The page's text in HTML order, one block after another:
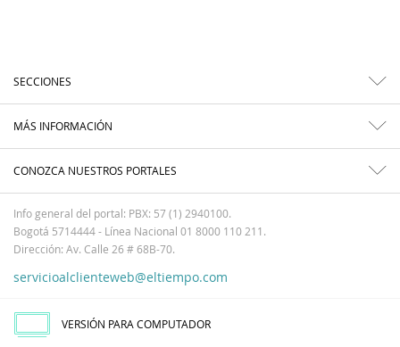
SECCIONES
MÁS INFORMACIÓN
CONOZCA NUESTROS PORTALES
Info general del portal: PBX: 57 (1) 2940100.
Bogotá 5714444 - Línea Nacional 01 8000 110 211.
Dirección: Av. Calle 26 # 68B-70.
servicioalclienteweb@eltiempo.com
VERSIÓN PARA COMPUTADOR